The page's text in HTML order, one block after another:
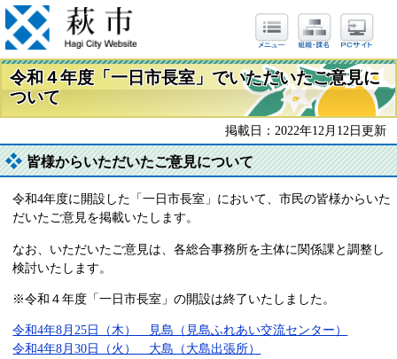
令和４年度「一日市長室」でいただいたご意見に
ついて
掲載日：2022年12月12日更新
皆様からいただいたご意見について
令和4年度に開設した「一日市長室」において、市民の皆様からいた
だいたご意見を掲載いたします。
なお、いただいたご意見は、各総合事務所を主体に関係課と調整し
検討いたします。
※令和４年度「一日市長室」の開設は終了いたしました。
令和4年8月25日（木） 見島（見島ふれあい交流センター）
令和4年8月30日（火） 大島（大島出張所）